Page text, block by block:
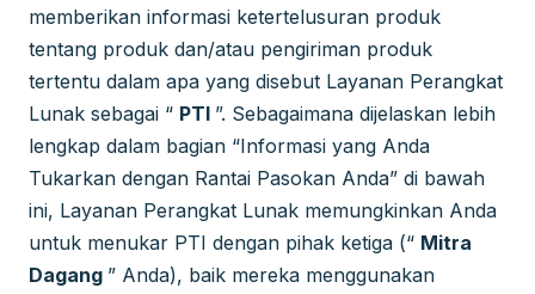
memberikan informasi ketertelusuran produk
tentang produk dan/atau pengiriman produk
tertentu dalam apa yang disebut Layanan Perangkat
Lunak sebagai “ PTI ”. Sebagaimana dijelaskan lebih
lengkap dalam bagian “Informasi yang Anda
Tukarkan dengan Rantai Pasokan Anda” di bawah
ini, Layanan Perangkat Lunak memungkinkan Anda
untuk menukar PTI dengan pihak ketiga (“ Mitra
Dagang ” Anda), baik mereka menggunakan